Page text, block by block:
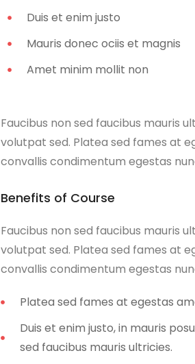
Duis et enim justo
Mauris donec ociis et magnis
Amet minim mollit non
Faucibus non sed faucibus mauris
volutpat sed. Platea sed fames at
convallis condimentum egestas
Benefits of Course
Faucibus non sed faucibus mauris
volutpat sed. Platea sed fames at
convallis condimentum egestas
Platea sed fames at egestas
Duis et enim justo, in mauris
sed faucibus mauris ultricies.